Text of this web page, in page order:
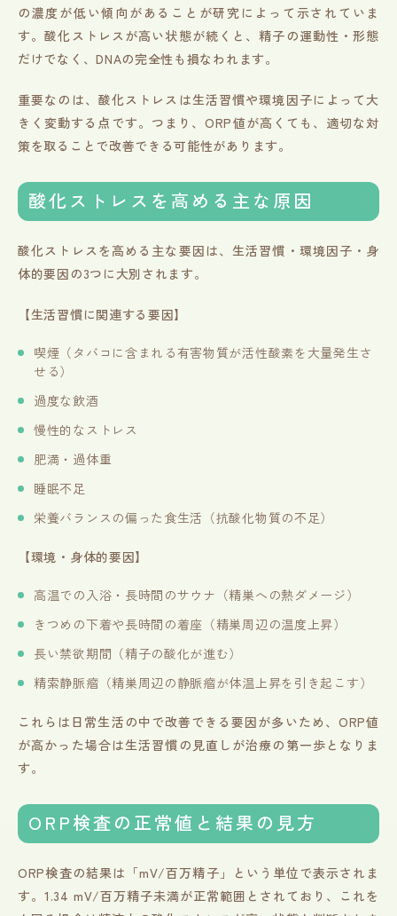
の濃度が低い傾向があることが研究によって示されていま
す。酸化ストレスが高い状態が続くと、精子の運動性・形態
だけでなく、DNAの完全性も損なわれます。
重要なのは、酸化ストレスは生活習慣や環境因子によって大
きく変動する点です。つまり、ORP値が高くても、適切な対
策を取ることで改善できる可能性があります。
酸化ストレスを高める主な原因
酸化ストレスを高める主な要因は、生活習慣・環境因子・身
体的要因の3つに大別されます。
【生活習慣に関連する要因】
喫煙（タバコに含まれる有害物質が活性酸素を大量発生さ
せる）
過度な飲酒
慢性的なストレス
肥満・過体重
睡眠不足
栄養バランスの偏った食生活（抗酸化物質の不足）
【環境・身体的要因】
高温での入浴・長時間のサウナ（精巣への熱ダメージ）
きつめの下着や長時間の着座（精巣周辺の温度上昇）
長い禁欲期間（精子の酸化が進む）
精索静脈瘤（精巣周辺の静脈瘤が体温上昇を引き起こす）
これらは日常生活の中で改善できる要因が多いため、ORP値
が高かった場合は生活習慣の見直しが治療の第一歩となりま
す。
ORP検査の正常値と結果の見方
ORP検査の結果は「mV/百万精子」という単位で表示されま
す。1.34 mV/百万精子未満が正常範囲とされており、これを